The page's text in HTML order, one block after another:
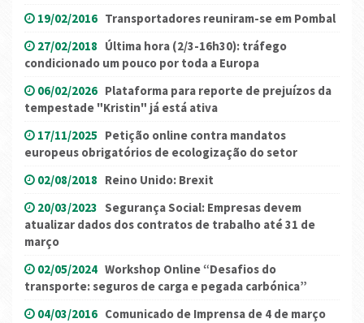
19/02/2016 Transportadores reuniram-se em Pombal
27/02/2018 Última hora (2/3-16h30): tráfego
condicionado um pouco por toda a Europa
06/02/2026 Plataforma para reporte de prejuízos da
tempestade "Kristin" já está ativa
17/11/2025 Petição online contra mandatos
europeus obrigatórios de ecologização do setor
02/08/2018 Reino Unido: Brexit
20/03/2023 Segurança Social: Empresas devem
atualizar dados dos contratos de trabalho até 31 de
março
02/05/2024 Workshop Online “Desafios do
transporte: seguros de carga e pegada carbónica”
04/03/2016 Comunicado de Imprensa de 4 de março